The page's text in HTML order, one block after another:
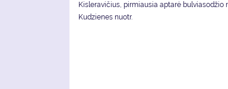
Kisleravičius, pirmiausia aptarė bulviasodžio
Kudzienes nuotr.